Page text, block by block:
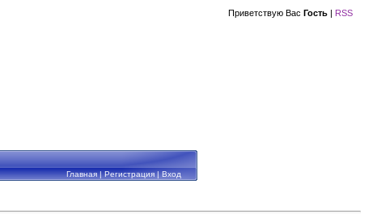
Приветствую Вас Гость | RSS
Главная|Регистрация|Вход